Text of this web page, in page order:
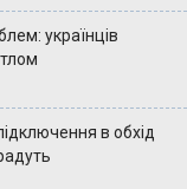
українців
в обхід